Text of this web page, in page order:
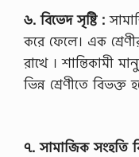
৬. বিভেদ সৃষ্টি :
করে ফেলে। এক
রাখে । শান্তিকামী
ভিন্ন শ্রেণীতে বিভক্ত
৭. সামাজিক সংহতি